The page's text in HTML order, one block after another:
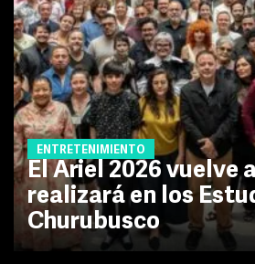
ENTRETENIMIENTO
El Ariel 2026 vuelve
realizará en los
Churubusco